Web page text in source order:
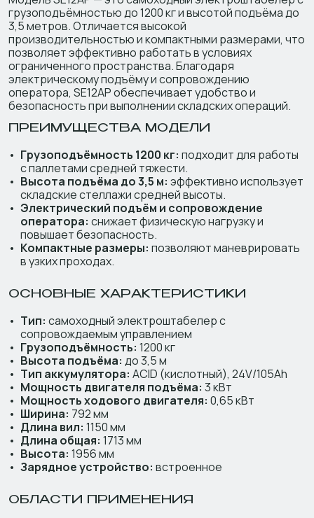
грузоподъёмностью до 1200 кг и высотой подъёма до
3,5 метров. Отличается высокой
производительностью и компактными размерами, что
позволяет эффективно работать в условиях
ограниченного пространства. Благодаря
электрическому подъёму и сопровождению
оператора, SE12AP обеспечивает удобство и
безопасность при выполнении складских операций.
ПРЕИМУЩЕСТВА МОДЕЛИ
Грузоподъёмность 1200 кг: подходит для работы
с паллетами средней тяжести.
Высота подъёма до 3,5 м: эффективно использует
складские стеллажи средней высоты.
Электрический подъём и сопровождение
оператора: снижает физическую нагрузку и
повышает безопасность.
Компактные размеры: позволяют маневрировать
в узких проходах.
ОСНОВНЫЕ ХАРАКТЕРИСТИКИ
Тип: самоходный электроштабелер с
сопровождаемым управлением
Грузоподъёмность: 1200 кг
Высота подъёма: до 3,5 м
Тип аккумулятора: ACID (кислотный), 24V/105Ah
Мощность двигателя подъёма: 3 кВт
Мощность ходового двигателя: 0,65 кВт
Ширина: 792 мм
Длина вил: 1150 мм
Длина общая: 1713 мм
Высота: 1956 мм
Зарядное устройство: встроенное
ОБЛАСТИ ПРИМЕНЕНИЯ